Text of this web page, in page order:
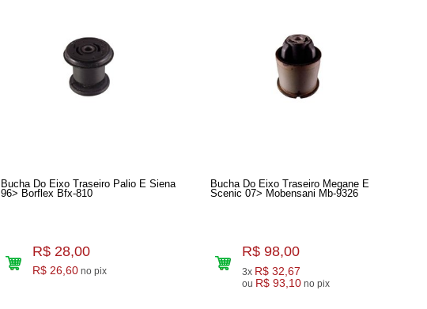
Bucha Do Eixo Traseiro Palio E Siena
96> Borflex Bfx-810
R$ 28,00
R$ 26,60 no pix
Bucha Do Eixo Traseiro Megane E
Scenic 07> Mobensani Mb-9326
R$ 98,00
3x R$ 32,67
ou R$ 93,10 no pix